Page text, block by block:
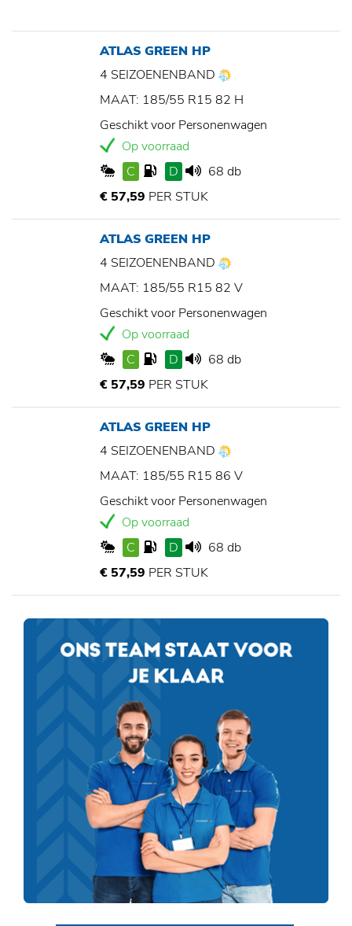
ATLAS GREEN HP
4 SEIZOENENBAND
MAAT: 185/55 R15 82 H
Geschikt voor Personenwagen
Op voorraad
C
D
68 db
€ 57,59 PER STUK
ATLAS GREEN HP
4 SEIZOENENBAND
MAAT: 185/55 R15 82 V
Geschikt voor Personenwagen
Op voorraad
C
D
68 db
€ 57,59 PER STUK
ATLAS GREEN HP
4 SEIZOENENBAND
MAAT: 185/55 R15 86 V
Geschikt voor Personenwagen
Op voorraad
C
D
68 db
€ 57,59 PER STUK